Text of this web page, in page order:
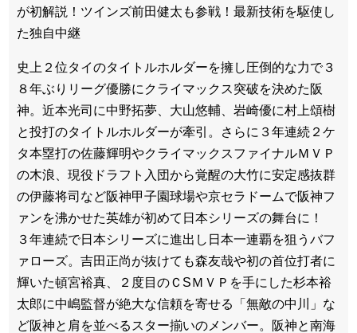
が初解説！ツインズ前田健太も参戦！最新技術を駆使し
た独自中継
史上２位タイのタイトルホルダーを擁し圧倒的な力で３
８年ぶりリーグ優勝にクライマックス突破を決めた阪
神。近本光司に中野拓夢、大山悠輔、岩崎優に村上頌樹
と投打のタイトルホルダーが牽引。さらに３年連続２ケ
タ本塁打の佐藤輝明やクライマックスファイナルＭＶＰ
の木浪、現役ドラフト入団から覚醒の大竹に安定感抜群
の伊藤将司など阪神甲子園球場や京セラドームで阪神フ
ァンを沸かせた英雄が初めて日本シリーズの舞台に！
３年連続で日本シリーズに進出し日本一連覇を狙うバフ
ァローズ。吉田正尚が抜けても森友哉や初の首位打者に
輝いた頓宮裕真、２度目のＣSＭＶＰを手にした杉本裕
太郎に中嶋監督が絶大な信頼を寄せる「無敵の中川」な
ど阪神と肩を並べるスター揃いのメンバー。阪神と南海